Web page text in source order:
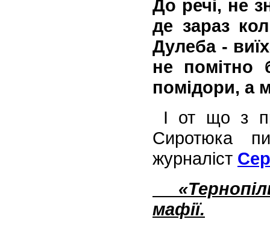
До речі, не
де зараз
Дулеба -
не помітно
помідори, а
І от що з
Сиротюка
журналіст
мафії.